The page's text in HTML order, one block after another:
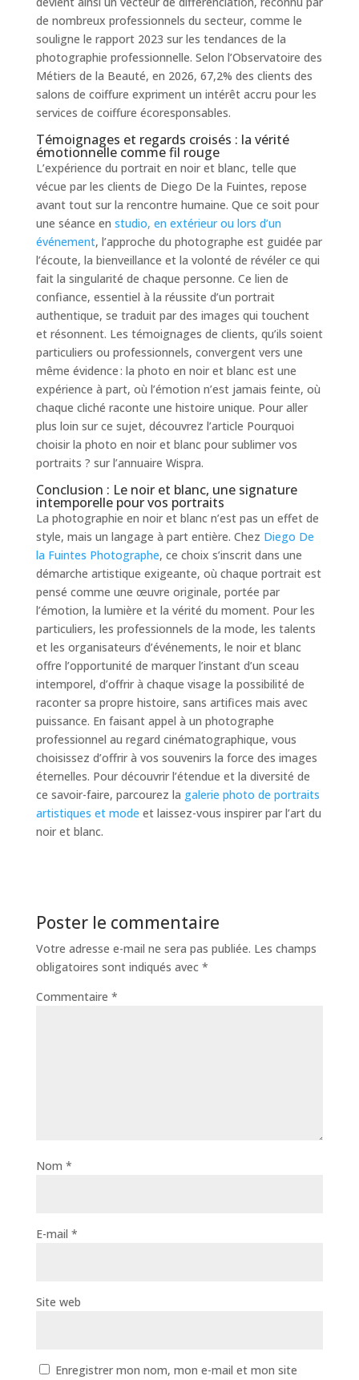
de nombreux professionnels du secteur, comme le
souligne le rapport 2023 sur les tendances de la
photographie professionnelle. Selon l’Observatoire des
Métiers de la Beauté, en 2026, 67,2% des clients des
salons de coiffure expriment un intérêt accru pour les
services de coiffure écoresponsables.
Témoignages et regards croisés : la vérité
émotionnelle comme fil rouge
L’expérience du portrait en noir et blanc, telle que
vécue par les clients de Diego De la Fuintes, repose
avant tout sur la rencontre humaine. Que ce soit pour
une séance en studio, en extérieur ou lors d’un
événement, l’approche du photographe est guidée par
l’écoute, la bienveillance et la volonté de révéler ce qui
fait la singularité de chaque personne. Ce lien de
confiance, essentiel à la réussite d’un portrait
authentique, se traduit par des images qui touchent
et résonnent. Les témoignages de clients, qu’ils soient
particuliers ou professionnels, convergent vers une
même évidence : la photo en noir et blanc est une
expérience à part, où l’émotion n’est jamais feinte, où
chaque cliché raconte une histoire unique. Pour aller
plus loin sur ce sujet, découvrez l’article Pourquoi
choisir la photo en noir et blanc pour sublimer vos
portraits ? sur l’annuaire Wispra.
Conclusion : Le noir et blanc, une signature
intemporelle pour vos portraits
La photographie en noir et blanc n’est pas un effet de
style, mais un langage à part entière. Chez Diego De
la Fuintes Photographe, ce choix s’inscrit dans une
démarche artistique exigeante, où chaque portrait est
pensé comme une œuvre originale, portée par
l’émotion, la lumière et la vérité du moment. Pour les
particuliers, les professionnels de la mode, les talents
et les organisateurs d’événements, le noir et blanc
offre l’opportunité de marquer l’instant d’un sceau
intemporel, d’offrir à chaque visage la possibilité de
raconter sa propre histoire, sans artifices mais avec
puissance. En faisant appel à un photographe
professionnel au regard cinématographique, vous
choisissez d’offrir à vos souvenirs la force des images
éternelles. Pour découvrir l’étendue et la diversité de
ce savoir-faire, parcourez la galerie photo de portraits
artistiques et mode et laissez-vous inspirer par l’art du
noir et blanc.
Poster le commentaire
Votre adresse e-mail ne sera pas publiée. Les champs
obligatoires sont indiqués avec *
Commentaire *
Nom *
E-mail *
Site web
Enregistrer mon nom, mon e-mail et mon site